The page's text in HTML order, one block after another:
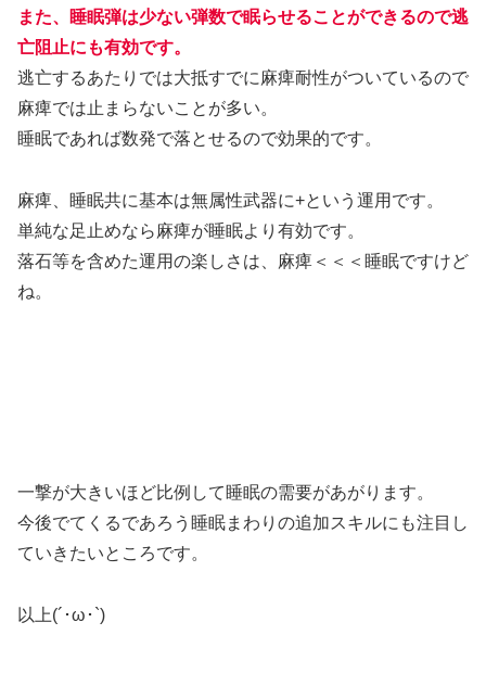
また、睡眠弾は少ない弾数で眠らせることができるので逃
亡阻止にも有効です。
逃亡するあたりでは大抵すでに麻痺耐性がついているので
麻痺では止まらないことが多い。
睡眠であれば数発で落とせるので効果的です。
麻痺、睡眠共に基本は無属性武器に+という運用です。
単純な足止めなら麻痺が睡眠より有効です。
落石等を含めた運用の楽しさは、麻痺＜＜＜睡眠ですけど
ね。
一撃が大きいほど比例して睡眠の需要があがります。
今後でてくるであろう睡眠まわりの追加スキルにも注目し
ていきたいところです。
以上(´･ω･`)